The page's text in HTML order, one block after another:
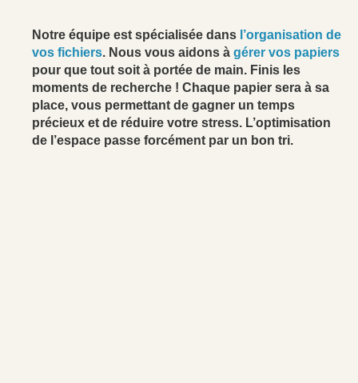
Notre équipe est spécialisée dans l’organisation de
vos fichiers. Nous vous aidons à gérer vos papiers
pour que tout soit à portée de main. Finis les
moments de recherche ! Chaque papier sera à sa
place, vous permettant de gagner un temps
précieux et de réduire votre stress. L’optimisation
de l’espace passe forcément par un bon tri.